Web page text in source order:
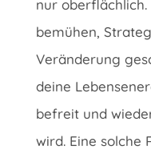
nur
bemühen,
Veränderung
deine
befreit und
wird. Eine solche